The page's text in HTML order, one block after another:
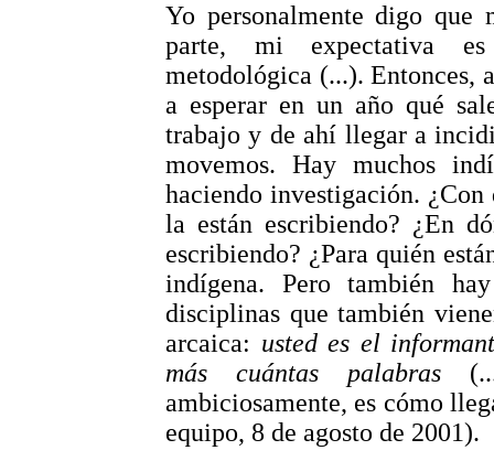
Yo personalmente digo que
parte, mi expectativa
metodológica (...). Entonces,
a esperar en un año qué
trabajo y de ahí llegar a
movemos. Hay muchos
haciendo investigación. ¿Con
la están escribiendo? ¿En
escribiendo? ¿Para quién
indígena. Pero también
disciplinas que también
arcaica: usted es el
más cuántas palabras
ambiciosamente, es cómo
equipo, 8 de agosto de 2001).